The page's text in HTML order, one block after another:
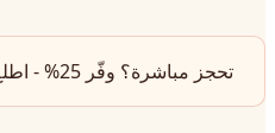
تحجز مباشرة؟ وفّر 25% - اطلع على العروض